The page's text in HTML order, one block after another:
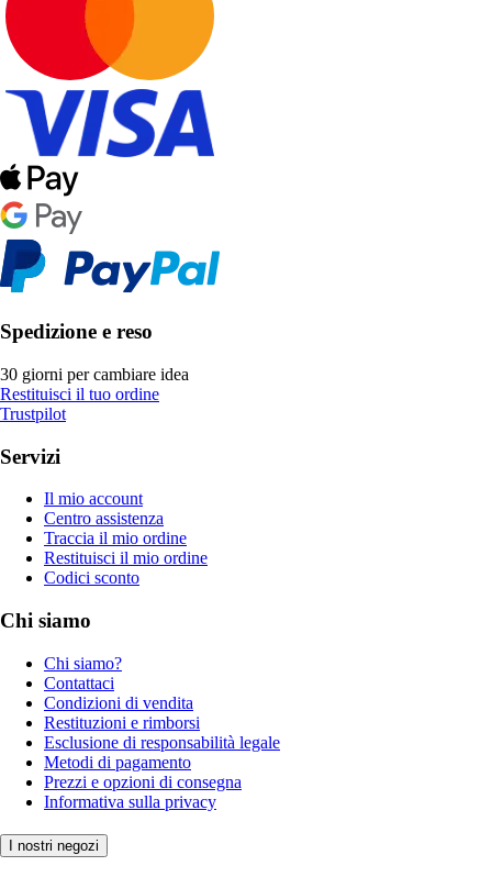
Spedizione e reso
30 giorni per cambiare idea
Restituisci il tuo ordine
Trustpilot
Servizi
Il mio account
Centro assistenza
Traccia il mio ordine
Restituisci il mio ordine
Codici sconto
Chi siamo
Chi siamo?
Contattaci
Condizioni di vendita
Restituzioni e rimborsi
Esclusione di responsabilità legale
Metodi di pagamento
Prezzi e opzioni di consegna
Informativa sulla privacy
I nostri negozi